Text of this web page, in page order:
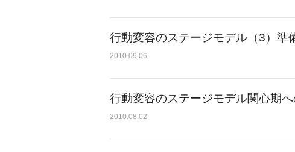
行動変容のステージモデル（3）準
2010.09.06
行動変容のステージモデル関心期へ
2010.08.02